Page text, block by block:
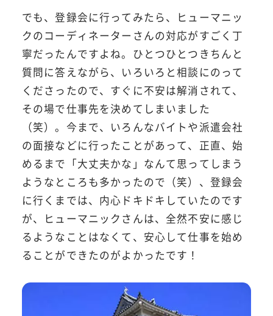
でも、登録会に行ってみたら、ヒューマニッ
クのコーディネーターさんの対応がすごく丁
寧だったんですよね。ひとつひとつきちんと
質問に答えながら、いろいろと相談にのって
くださったので、すぐに不安は解消されて、
その場で仕事先を決めてしまいました
（笑）。今まで、いろんなバイトや派遣会社
の面接などに行ったことがあって、正直、始
めるまで「大丈夫かな」なんて思ってしまう
ようなところも多かったので（笑）、登録会
に行くまでは、内心ドキドキしていたのです
が、ヒューマニックさんは、全然不安に感じ
るようなことはなくて、安心して仕事を始め
ることができたのがよかったです！